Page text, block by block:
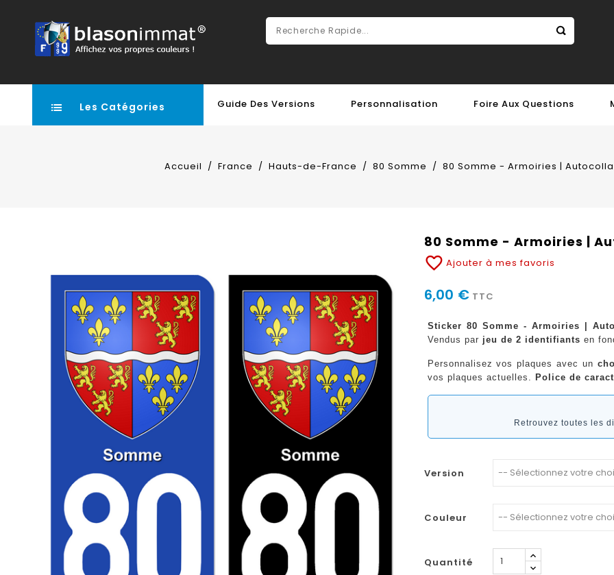
Les Catégories Guide Des Versions Personnalisation Foire Aux Questions
Accueil France Hauts-de-France 80 Somme 80 Somme - Armoiries |
80 Somme - Armoiries |
favorite_border Ajouter à mes favoris
6,00 € TTC
Sticker 80 Somme - Armoiries |
Vendus par jeu de 2 identifiants en
Personnalisez vos plaques avec un
vos plaques actuelles.
Police de
Retrouvez toutes les
Version
Couleur
Quantité